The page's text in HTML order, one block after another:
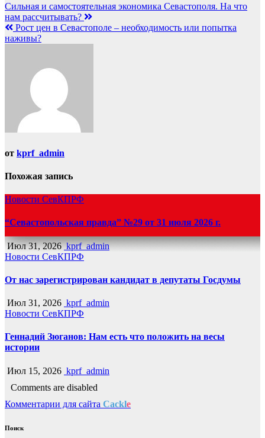
Навигация
по
записям
Сильная и самостоятельная экономика Севастополя. На что
нам рассчитывать?
Рост цен в Севастополе – необходимость или попытка
наживы?
от kprf_admin
Похожая запись
Новости СевКПРФ
“Севастопольская правда” №29 от 31 июля 2026 г.
Июл 31, 2026 kprf_admin
Новости СевКПРФ
От нас зарегистрирован кандидат в депутаты Госдумы
Июл 31, 2026 kprf_admin
Новости СевКПРФ
Геннадий Зюганов: Нам есть что положить на весы
истории
Июл 15, 2026 kprf_admin
Comments are disabled
Комментарии для сайта Cackle
Поиск